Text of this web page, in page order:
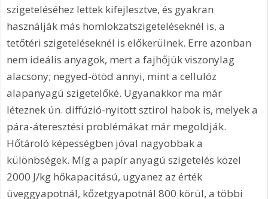
szigeteléséhez lettek kifejlesztve, és gyakran
használják más homlokzatszigeteléseknél is, a
tetőtéri szigeteléseknél is előkerülnek. Erre azonban
nem ideális anyagok, mert a fajhőjük viszonylag
alacsony; negyed-ötöd annyi, mint a cellulóz
alapanyagú szigetelőké. Ugyanakkor ma már
léteznek ún. diffúzió-nyitott sztirol habok is, melyek a
pára-áteresztési problémákat már megoldják.
Hőtároló képességben jóval nagyobbak a
különbségek. Míg a papír anyagú szigetelés közel
2000 J/kg hőkapacitású, ugyanez az érték
üveggyapotnál, kőzetgyapotnál 800 körül, a többi